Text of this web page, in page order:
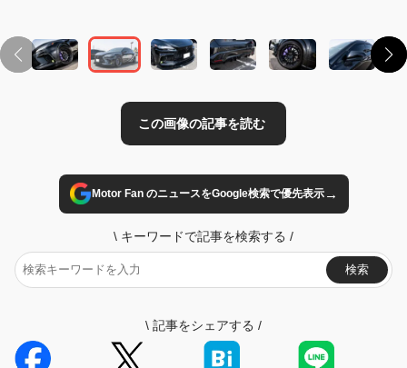
Motor Fan のニュースをGoogle検索で優先表示→
\ キーワードで記事を検索する /
検索
\ 記事をシェアする /